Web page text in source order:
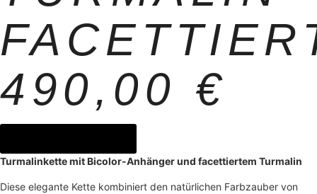
490,00 €
Turmalinkette mit Bicolor-Anhänger und facettiertem Turmalin
Diese elegante Kette kombiniert den natürlichen Farbzauber von